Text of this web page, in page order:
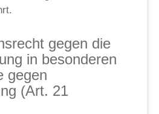
gegen die
in besonderen
gegen
(Art. 21